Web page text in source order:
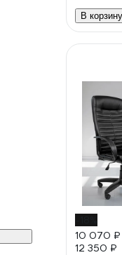
531163
В корзину
10 070 ₽
12 350 ₽